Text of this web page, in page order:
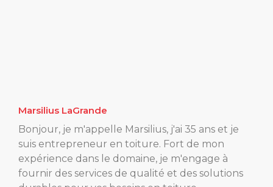
Marsilius LaGrande
Bonjour, je m'appelle Marsilius, j'ai 35 ans et je
suis entrepreneur en toiture. Fort de mon
expérience dans le domaine, je m'engage à
fournir des services de qualité et des solutions